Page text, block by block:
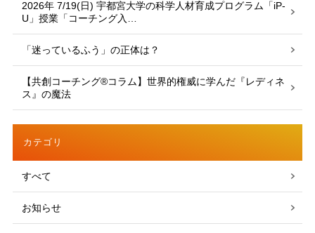
2026年 7/19(日) 宇都宮大学の科学人材育成プログラム「iP-
U」授業「コーチング入…
「迷っているふう」の正体は？
【共創コーチング®︎コラム】世界的権威に学んだ『レディネ
ス』の魔法
カテゴリ
すべて
お知らせ